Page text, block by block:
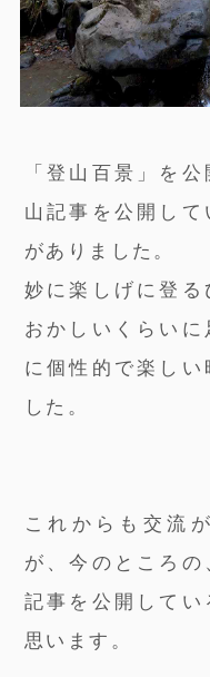
「登山百景」を
山記事を公開し
がありました。
妙に楽しげに登る
おかしいくらい
に個性的で楽しい
した。
これからも交流
が、今のところ
記事を公開してい
思います。